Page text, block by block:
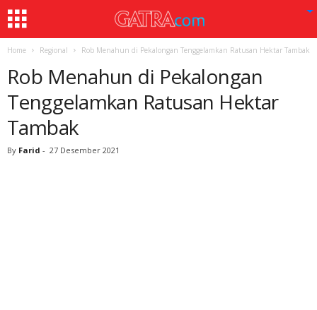
Home Regional Rob Menahun di Pekalongan Tenggelamkan Ratusan Hektar Tambak
Rob Menahun di Pekalongan
Tenggelamkan Ratusan Hektar
Tambak
By Farid - 27 Desember 2021